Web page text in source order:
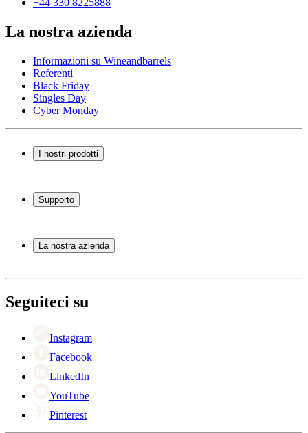
La nostra azienda
Informazioni su Wineandbarrels
Referenti
Black Friday
Singles Day
Cyber Monday
I nostri prodotti
Scaffali per vino
Mobili per vino
Supporto
Servizio
Pagamento
Ritorno
La nostra azienda
Black Friday
Singles Day
Seguiteci su
Instagram
Facebook
LinkedIn
YouTube
Pinterest